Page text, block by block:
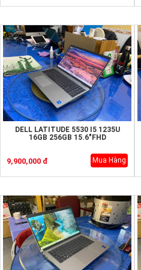
DELL LATITUDE 5530 I5 1235U
16GB 256GB 15.6"FHD
9,900,000 đ Mua Hàng